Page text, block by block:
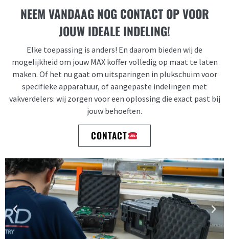
NEEM VANDAAG NOG CONTACT OP VOOR
JOUW IDEALE INDELING!
Elke toepassing is anders! En daarom bieden wij de
mogelijkheid om jouw MAX koffer volledig op maat te laten
maken. Of het nu gaat om uitsparingen in plukschuim voor
specifieke apparatuur, of aangepaste indelingen met
vakverdelers: wij zorgen voor een oplossing die exact past bij
jouw behoeften.
CONTACT